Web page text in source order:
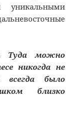
Туда можно
никогда не
было
близко